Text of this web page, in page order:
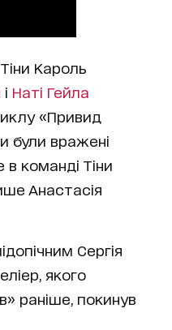
Кароль
і Наті Гейла
«Привид
були вражені
команді Тіни
Анастасія
Сергія
якого
раніше, покинув